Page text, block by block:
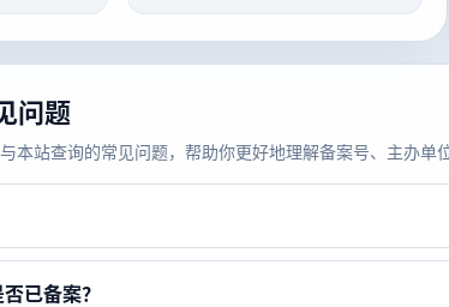
问题
本站查询的常见问题，帮助你更好地理解备案号、主办单
已备案？